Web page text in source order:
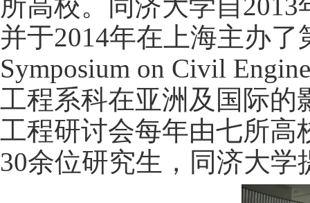
并于2014年在上海主办了
Symposium on Civil
工程系科在亚洲及国际的
工程研讨会每年由七所高
30余位研究生，同济大学